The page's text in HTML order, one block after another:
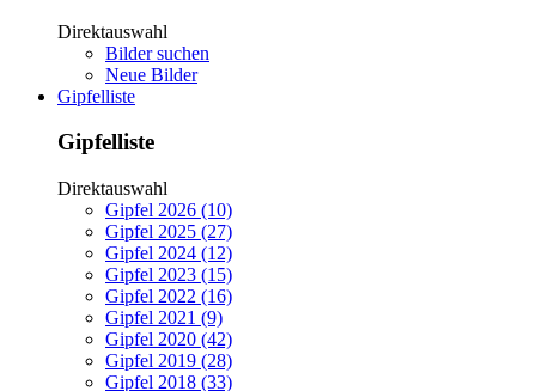
Direktauswahl
Bilder suchen
Neue Bilder
Gipfelliste
Gipfelliste
Direktauswahl
Gipfel 2026 (10)
Gipfel 2025 (27)
Gipfel 2024 (12)
Gipfel 2023 (15)
Gipfel 2022 (16)
Gipfel 2021 (9)
Gipfel 2020 (42)
Gipfel 2019 (28)
Gipfel 2018 (33)